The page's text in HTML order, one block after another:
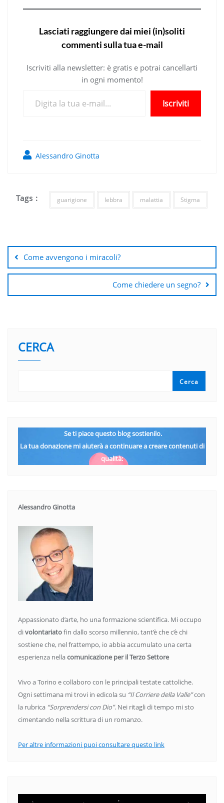
Lasciati raggiungere dai miei (in)soliti
commenti sulla tua e-mail
Iscriviti alla newsletter: è gratis e potrai cancellarti
in ogni momento!
Iscriviti
Alessandro Ginotta
Tags : guarigione lebbra malattia Stigma
articoli
Come avvengono i miracoli?
Come chiedere un segno?
CERCA
Cerca
Se ti piace questo blog sostienilo.
La tua donazione mi aiuterà a continuare a creare contenuti di
qualità:
Alessandro Ginotta
Appassionato d’arte, ho una formazione scientifica. Mi occupo
divolontariatofin dallo scorso millennio, tant’è che c’è chi
sostiene che, nel frattempo, io abbia accumulato una certa
esperienza nellacomunicazione per il Terzo Settore
Vivo a Torino e collaboro con le principali testate cattoliche.
Ogni settimana mi trovi in edicola su “Il Corriere della Valle”con
la rubrica “Sorprendersi con Dio”. Nei ritagli di tempo mi sto
cimentando nella scrittura di un romanzo.
Per altre informazioni puoi consultare questo link